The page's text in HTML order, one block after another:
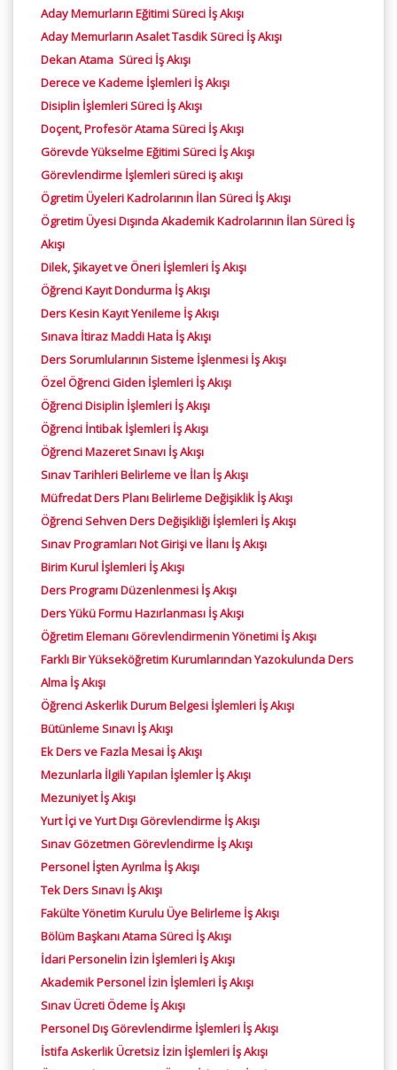
Aday Memurların Eğitimi Süreci İş Akışı
Aday Memurların Asalet Tasdik Süreci İş Akışı
Dekan Atama Süreci İş Akışı
Derece ve Kademe İşlemleri İş Akışı
Disiplin İşlemleri Süreci İş Akışı
Doçent, Profesör Atama Süreci İş Akışı
Görevde Yükselme Eğitimi Süreci İş Akışı
Görevlendirme İşlemleri süreci iş akışı
Ögretim Üyeleri Kadrolarının İlan Süreci İş Akışı
Ögretim Üyesi Dışında Akademik Kadrolarının İlan Süreci İş
Akışı
Dilek, Şikayet ve Öneri İşlemleri İş Akışı
Öğrenci Kayıt Dondurma İş Akışı
Ders Kesin Kayıt Yenileme İş Akışı
Sınava İtiraz Maddi Hata İş Akışı
Ders Sorumlularının Sisteme İşlenmesi İş Akışı
Özel Öğrenci Giden İşlemleri İş Akışı
Öğrenci Disiplin İşlemleri İş Akışı
Öğrenci İntibak İşlemleri İş Akışı
Öğrenci Mazeret Sınavı İş Akışı
Sınav Tarihleri Belirleme ve İlan İş Akışı
Müfredat Ders Planı Belirleme Değişiklik İş Akışı
Öğrenci Sehven Ders Değişikliği İşlemleri İş Akışı
Sınav Programları Not Girişi ve İlanı İş Akışı
Birim Kurul İşlemleri İş Akışı
Ders Programı Düzenlenmesi İş Akışı
Ders Yükü Formu Hazırlanması İş Akışı
Öğretim Elemanı Görevlendirmenin Yönetimi İş Akışı
Farklı Bir Yükseköğretim Kurumlarından Yazokulunda Ders
Alma İş Akışı
Öğrenci Askerlik Durum Belgesi İşlemleri İş Akışı
Bütünleme Sınavı İş Akışı
Ek Ders ve Fazla Mesai İş Akışı
Mezunlarla İlgili Yapılan İşlemler İş Akışı
Mezuniyet İş Akışı
Yurt İçi ve Yurt Dışı Görevlendirme İş Akışı
Sınav Gözetmen Görevlendirme İş Akışı
Personel İşten Ayrılma İş Akışı
Tek Ders Sınavı İş Akışı
Fakülte Yönetim Kurulu Üye Belirleme İş Akışı
Bölüm Başkanı Atama Süreci İş Akışı
İdari Personelin İzin İşlemleri İş Akışı
Akademik Personel İzin İşlemleri İş Akışı
Sınav Ücreti Ödeme İş Akışı
Personel Dış Görevlendirme İşlemleri İş Akışı
İstifa Askerlik Ücretsiz İzin İşlemleri İş Akışı